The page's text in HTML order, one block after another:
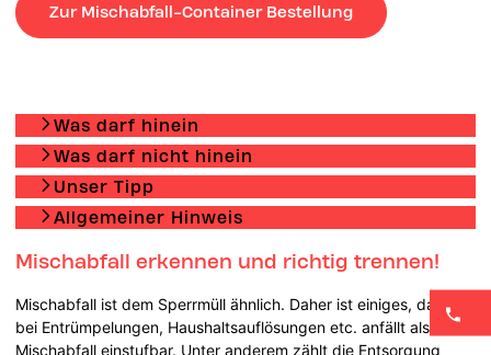
Zur Mischabfall-Container Bestellung
Was darf hinein
Was darf nicht hinein
Unser Tipp
Allgemeiner Hinweis
Mischabfall erkennen und richtig trennen!
Mischabfall ist dem Sperrmüll ähnlich. Daher ist einiges, dass
bei Entrümpelungen, Haushaltsauflösungen etc. anfällt als
Mischabfall einstufbar. Unter anderem zählt die Entsorgung